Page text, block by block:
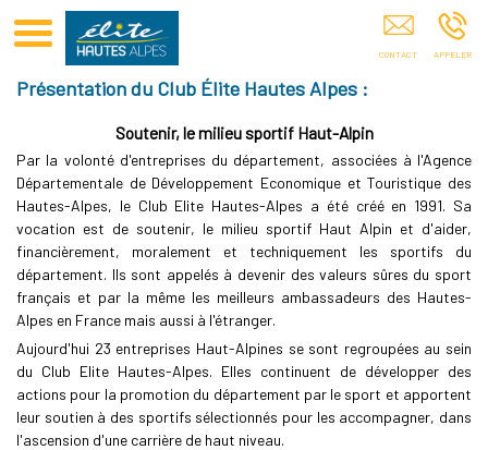
Club Elite Hautes-Alpes Sponsoring De Sportifs GAP
Présentation du Club Élite Hautes Alpes :
Soutenir, le milieu sportif Haut-Alpin
Par la volonté d'entreprises du département, associées à l'Agence
Départementale de Développement Economique et Touristique des
Hautes-Alpes, le Club Elite Hautes-Alpes a été créé en 1991. Sa
vocation est de soutenir, le milieu sportif Haut Alpin et d'aider,
financièrement, moralement et techniquement les sportifs du
département. Ils sont appelés à devenir des valeurs sûres du sport
français et par la même les meilleurs ambassadeurs des Hautes-
Alpes en France mais aussi à l'étranger.
Aujourd'hui 23 entreprises Haut-Alpines se sont regroupées au sein
du Club Elite Hautes-Alpes. Elles continuent de développer des
actions pour la promotion du département par le sport et apportent
leur soutien à des sportifs sélectionnés pour les accompagner, dans
l'ascension d'une carrière de haut niveau.